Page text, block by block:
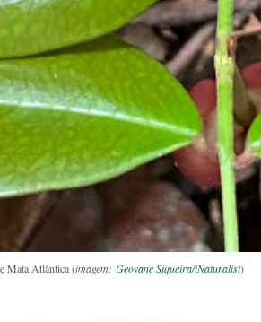
Mata Atlântica (imagem: Geovane Siqueira/iNaturalist)